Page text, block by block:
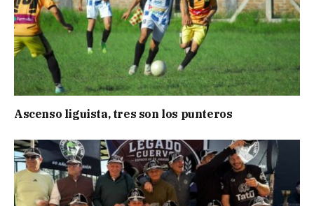
Ascenso liguista, tres son los punteros